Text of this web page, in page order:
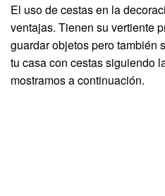
El uso de cestas en la
ventajas. Tienen su vertiente
guardar objetos pero también
tu casa con cestas siguiendo
mostramos a continuación.